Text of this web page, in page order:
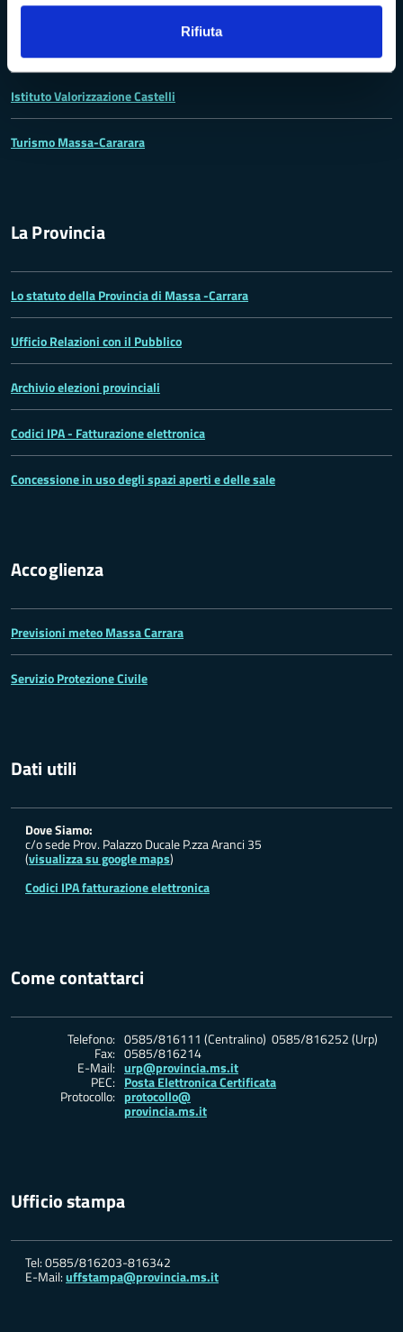
Rifiuta
Archivio della Provincia di Massa-Carrara
Rete Provinciale delle Biblioteche
Istituto Valorizzazione Castelli
Turismo Massa-Cararara
La Provincia
Lo statuto della Provincia di Massa -Carrara
Ufficio Relazioni con il Pubblico
Archivio elezioni provinciali
Codici IPA - Fatturazione elettronica
Concessione in uso degli spazi aperti e delle sale
Accoglienza
Previsioni meteo Massa Carrara
Servizio Protezione Civile
Dati utili
Dove Siamo:
c/o sede Prov. Palazzo Ducale P.zza Aranci 35
(visualizza su google maps)
Codici IPA fatturazione elettronica
Come contattarci
Telefono: 0585/816111 (Centralino) 0585/816252 (Urp)
Fax: 0585/816214
E-Mail: urp@provincia.ms.it
PEC: Posta Elettronica Certificata
Protocollo: protocollo@
provincia.ms.it
Ufficio stampa
Tel: 0585/816203-816342
E-Mail:uffstampa@provincia.ms.it